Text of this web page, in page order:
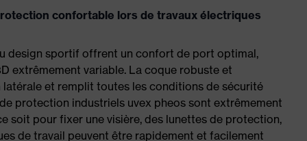
confortable lors de travaux électriques
design sportif offrent un confort de port optimal,
extrêmement variable. La coque robuste et
et remplit toutes les conditions de sécurité
protection industriels uvex pheos sont extrêmement
soit pour fixer une visière, des lunettes de protection,
de travail peuvent être rapidement et facilement